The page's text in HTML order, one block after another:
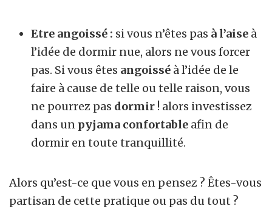
Etre angoissé : si vous n’êtes pas à l’aise à
l’idée de dormir nue, alors ne vous forcer
pas. Si vous êtes angoissé à l’idée de le
faire à cause de telle ou telle raison, vous
ne pourrez pas dormir ! alors investissez
dans un pyjama confortable afin de
dormir en toute tranquillité.
Alors qu’est-ce que vous en pensez ? Êtes-vous
partisan de cette pratique ou pas du tout ?